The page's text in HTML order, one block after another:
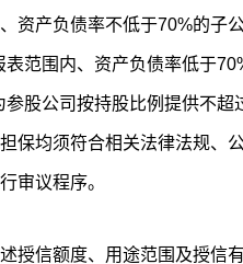
资产负债率不低于70%的子
范围内、资产负债率低于
股公司按持股比例提供不超
保均须符合相关法律法规、
审议程序。
授信额度、用途范围及授信